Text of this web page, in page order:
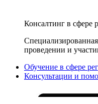
Консалтинг в сфере
проведении и
Обучение в сфере
Консультации и